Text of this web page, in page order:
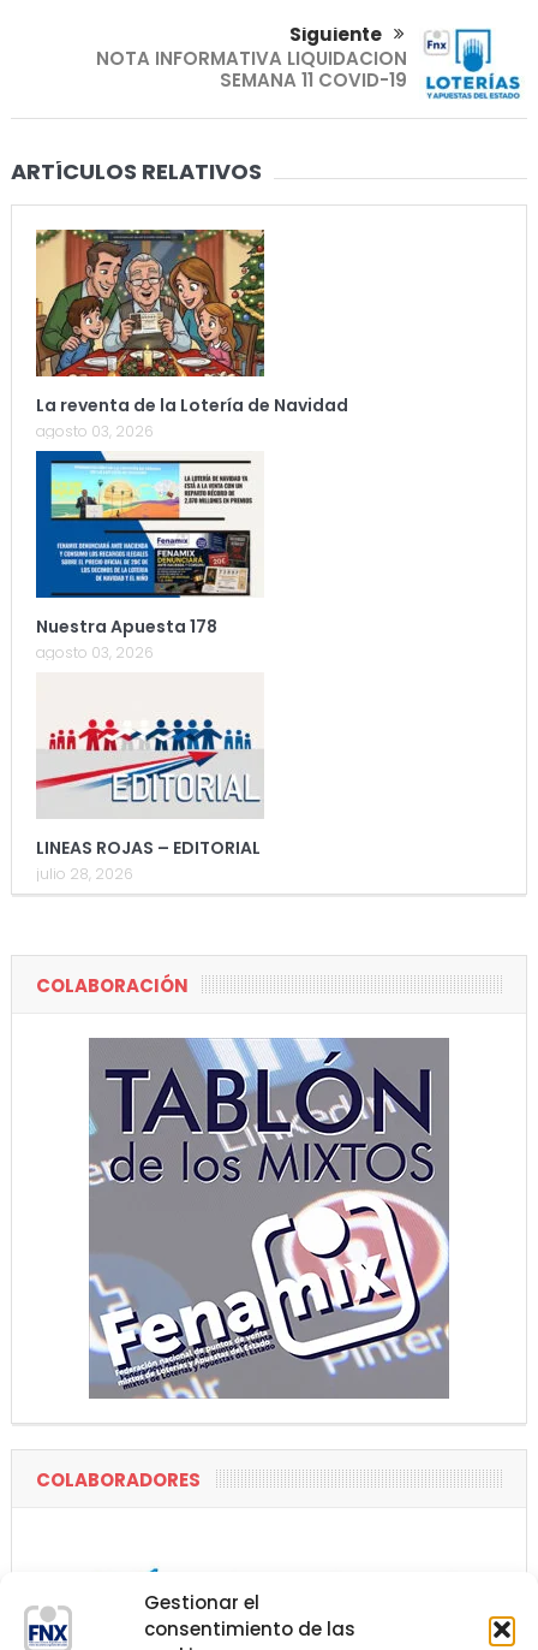
Gestionar el
consentimiento de las
Siguiente
NOTA INFORMATIVA LIQUIDACION
SEMANA 11 COVID-19
ARTÍCULOS RELATIVOS
La reventa de la Lotería de Navidad
agosto 03, 2026
Nuestra Apuesta 178
agosto 03, 2026
LINEAS ROJAS – EDITORIAL
julio 28, 2026
COLABORACIÓN
COLABORADORES